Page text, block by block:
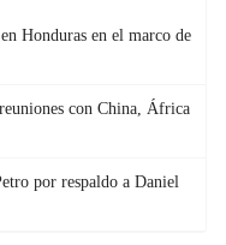
Honduras en el marco de
con China, África
por respaldo a Daniel